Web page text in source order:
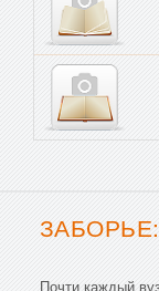
Почти каждый